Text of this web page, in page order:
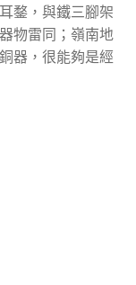
鍪，與鐵三腳架
物雷同；嶺南地
器，很能夠是經